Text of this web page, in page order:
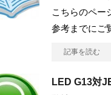
こちらのペー
参考までにご
記事を読む
LED G13対